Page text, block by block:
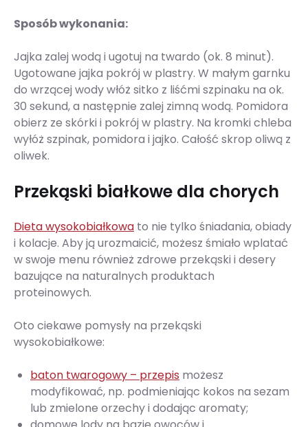
Sposób wykonania:
Jajka zalej wodą i ugotuj na twardo (ok. 8 minut).
Ugotowane jajka pokrój w plastry. W małym garnku
do wrzącej wody włóż sitko z liśćmi szpinaku na ok.
30 sekund, a następnie zalej zimną wodą. Pomidora
obierz ze skórki i pokrój w plastry. Na kromki chleba
wyłóż szpinak, pomidora i jajko. Całość skrop oliwą z
oliwek.
Przekąski białkowe dla chorych
Dieta wysokobiałkowa to nie tylko śniadania, obiady
i kolacje. Aby ją urozmaicić, możesz śmiało wplatać
w swoje menu również zdrowe przekąski i desery
bazujące na naturalnych produktach
proteinowych.
Oto ciekawe pomysły na przekąski
wysokobiałkowe:
baton twarogowy – przepis możesz
modyfikować, np. podmieniając kokos na sezam
lub zmielone orzechy i dodając aromaty;